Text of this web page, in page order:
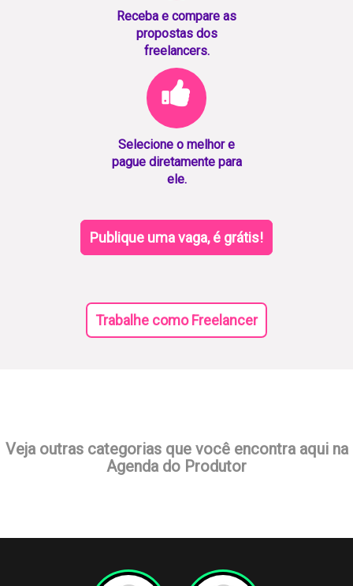
Receba e compare as
propostas dos
freelancers.
Selecione o melhor e
pague diretamente para
ele.
Publique uma vaga, é grátis!
Trabalhe como Freelancer
Veja outras categorias que você encontra aqui na
Agenda do Produtor